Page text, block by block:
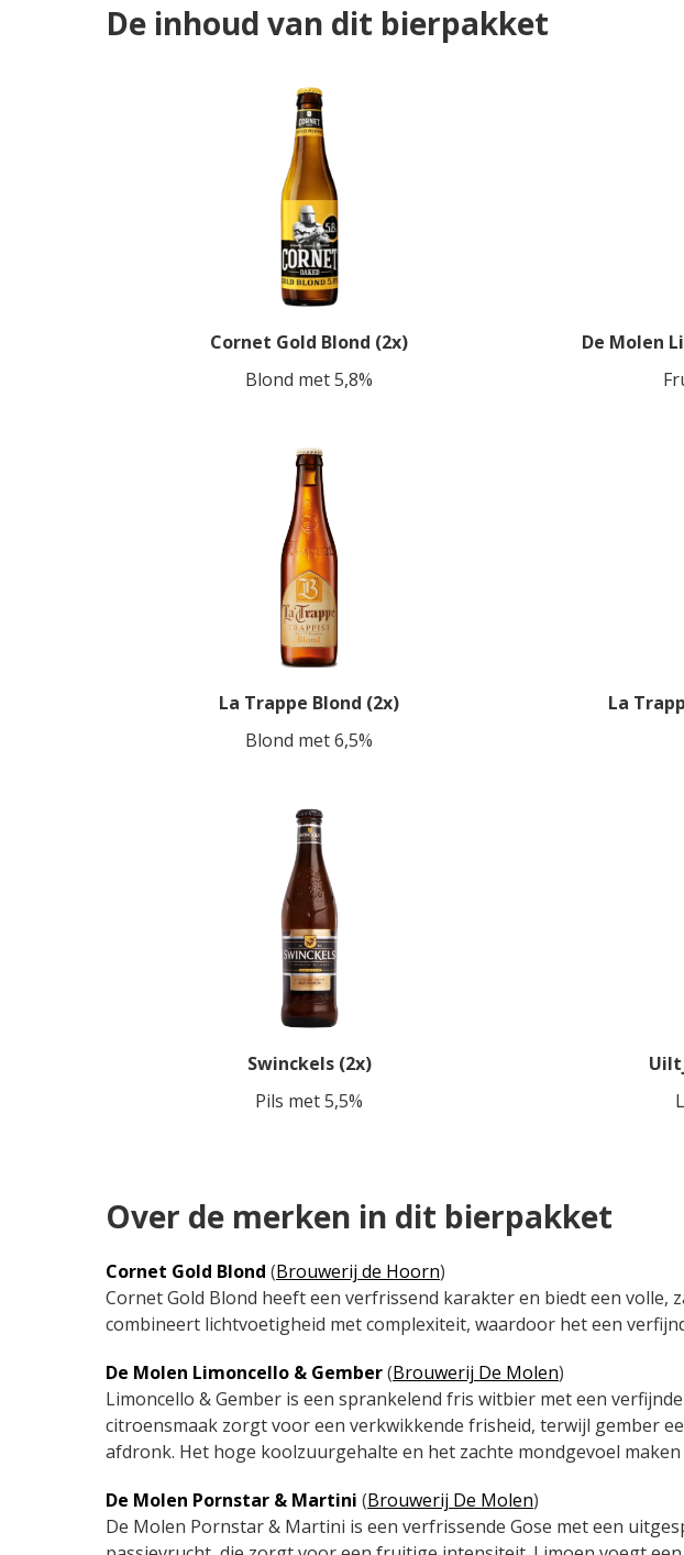
De inhoud van dit bierpakket
Cornet Gold Blond (2x)
Blond met 5,8%
De Molen
La Trappe Blond (2x)
Blond met 6,5%
La
Swinckels (2x)
Pils met 5,5%
Over de merken in dit bierpakket
Cornet Gold Blond (Brouwerij de Hoorn)
Cornet Gold Blond heeft een verfrissend karakter en biedt een
combineert lichtvoetigheid met complexiteit, waardoor het een
De Molen Limoncello & Gember(Brouwerij De Molen)
Limoncello & Gember is een sprankelend fris witbier met een
citroensmaak zorgt voor een verkwikkende frisheid, terwijl gember
afdronk. Het hoge koolzuurgehalte en het zachte mondgevoel
De Molen Pornstar & Martini (Brouwerij De Molen)
De Molen Pornstar & Martini is een verfrissende Gose met een